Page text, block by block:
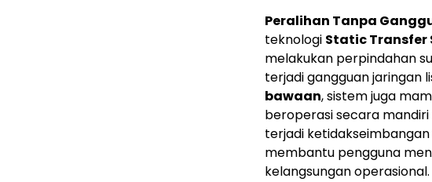
Peralihan Tanpa
teknologi Static Transfer
melakukan perpindahan
terjadi gangguan jaringan
bawaan, sistem juga
beroperasi secara
terjadi
membantu pengguna
kelangsungan operasional.